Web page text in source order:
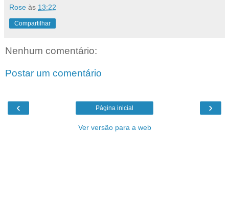
Rose às 13:22
Compartilhar
Nenhum comentário:
Postar um comentário
‹ ›
Página inicial
Ver versão para a web